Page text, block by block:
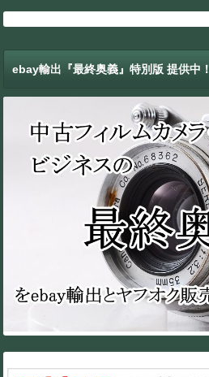
ebay輸出『最終奥義』特別版 提供中！